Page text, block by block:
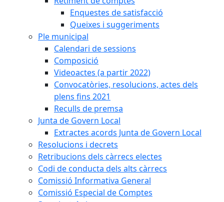
Enquestes de satisfacció
Queixes i suggeriments
Ple municipal
Calendari de sessions
Composició
Videoactes (a partir 2022)
Convocatòries, resolucions, actes dels
plens fins 2021
Reculls de premsa
Junta de Govern Local
Extractes acords Junta de Govern Local
Resolucions i decrets
Retribucions dels càrrecs electes
Codi de conducta dels alts càrrecs
Comissió Informativa General
Comissió Especial de Comptes